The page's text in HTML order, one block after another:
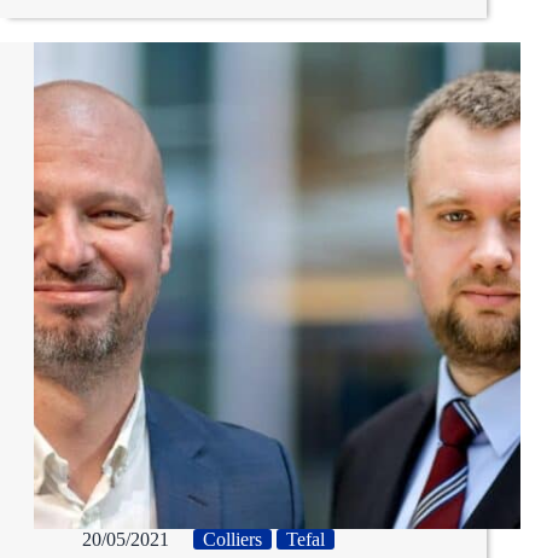
20/05/2021 Colliers Tefal